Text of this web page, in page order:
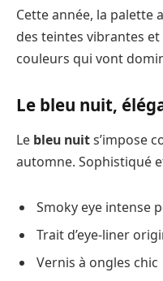
Cette année, la palette
des teintes vibrantes et
couleurs qui vont
Le bleu nuit,
Le bleu nuits’impose
automne. Sophistiqué
Smoky eye intense
Trait d’eye-liner
Vernis à ongles chic